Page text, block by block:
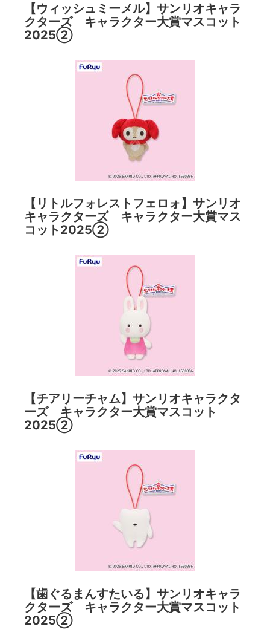
【ウィッシュミーメル】サンリオキャラ
クターズ キャラクター大賞マスコット
2025②
【リトルフォレストフェロォ】サンリオ
キャラクターズ キャラクター大賞マス
コット2025②
【チアリーチャム】サンリオキャラクタ
ーズ キャラクター大賞マスコット
2025②
【歯ぐるまんすたいる】サンリオキャラ
クターズ キャラクター大賞マスコット
2025②